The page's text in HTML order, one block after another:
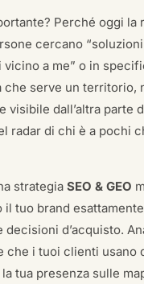
Perché oggi la
cercano “soluzioni
a me” o in
che serve un territorio,
visibile dall’altra parte
radar di chi è a pochi
strategia SEO & GEO
il tuo brand
decisioni d’acquisto.
che i tuoi clienti usano
tua presenza sulle